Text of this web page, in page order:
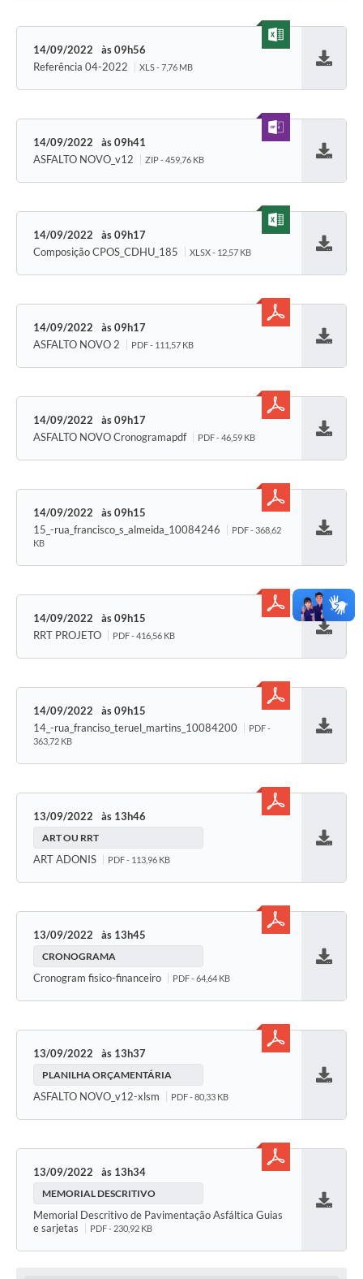
14/09/2022
09h56
Referência 04-2022
XLS - 7,76 MB
14/09/2022
09h41
ASFALTO NOVO_v12
ZIP - 459,76 KB
14/09/2022
09h17
Composição CPOS_CDHU_185
XLSX - 12,57 KB
14/09/2022
09h17
ASFALTO NOVO 2
PDF - 111,57 KB
14/09/2022
09h17
ASFALTO NOVO Cronogramapdf
PDF - 46,59 KB
14/09/2022
09h15
15_-rua_francisco_s_almeida_10084246
PDF - 368,62
KB
14/09/2022
09h15
RRT PROJETO
PDF - 416,56 KB
14/09/2022
09h15
14_-rua_franciso_teruel_martins_10084200
PDF -
363,72 KB
13/09/2022 13h46
ART OU RRT
ART ADONIS PDF - 113,96 KB
13/09/2022 13h45
CRONOGRAMA
Cronogram fisico-financeiro PDF - 64,64 KB
13/09/2022 13h37
PLANILHA ORÇAMENTÁRIA
ASFALTO NOVO_v12-xlsm PDF - 80,33 KB
13/09/2022 13h34
MEMORIAL DESCRITIVO
Memorial Descritivo de Pavimentação Asfáltica Guias
e sarjetas
PDF - 230,92 KB